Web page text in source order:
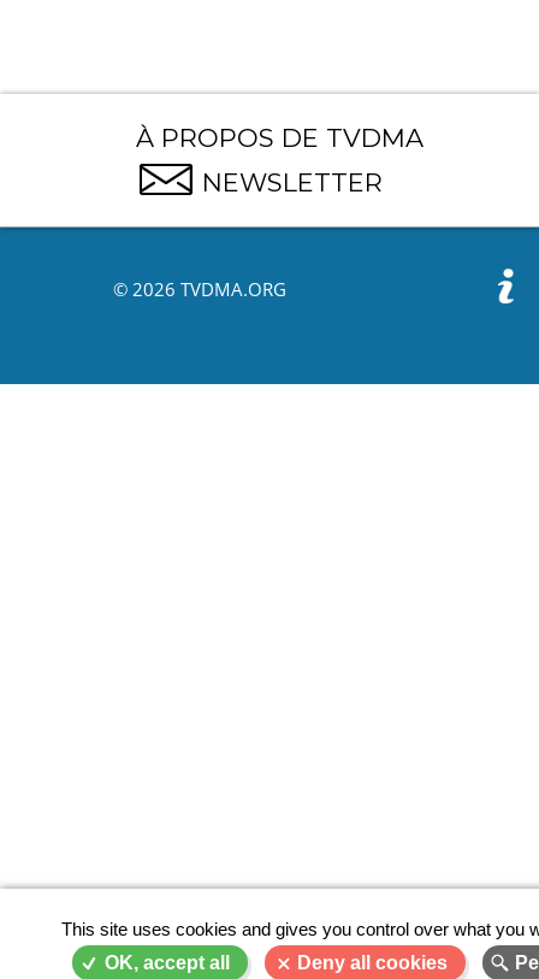
À PROPOS DE TVDMA
NEWSLETTER
© 2026 TVDMA.ORG
This site uses cookies and gives you control over what you
OK, accept all
Deny all cookies